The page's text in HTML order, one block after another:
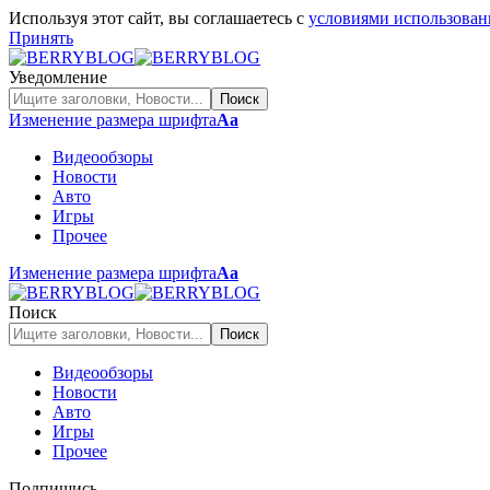
Используя этот сайт, вы соглашаетесь с условиями
Принять
Уведомление
Изменение размера шрифтаАа
Видеообзоры
Новости
Авто
Игры
Прочее
Изменение размера шрифтаАа
Поиск
Видеообзоры
Новости
Авто
Игры
Прочее